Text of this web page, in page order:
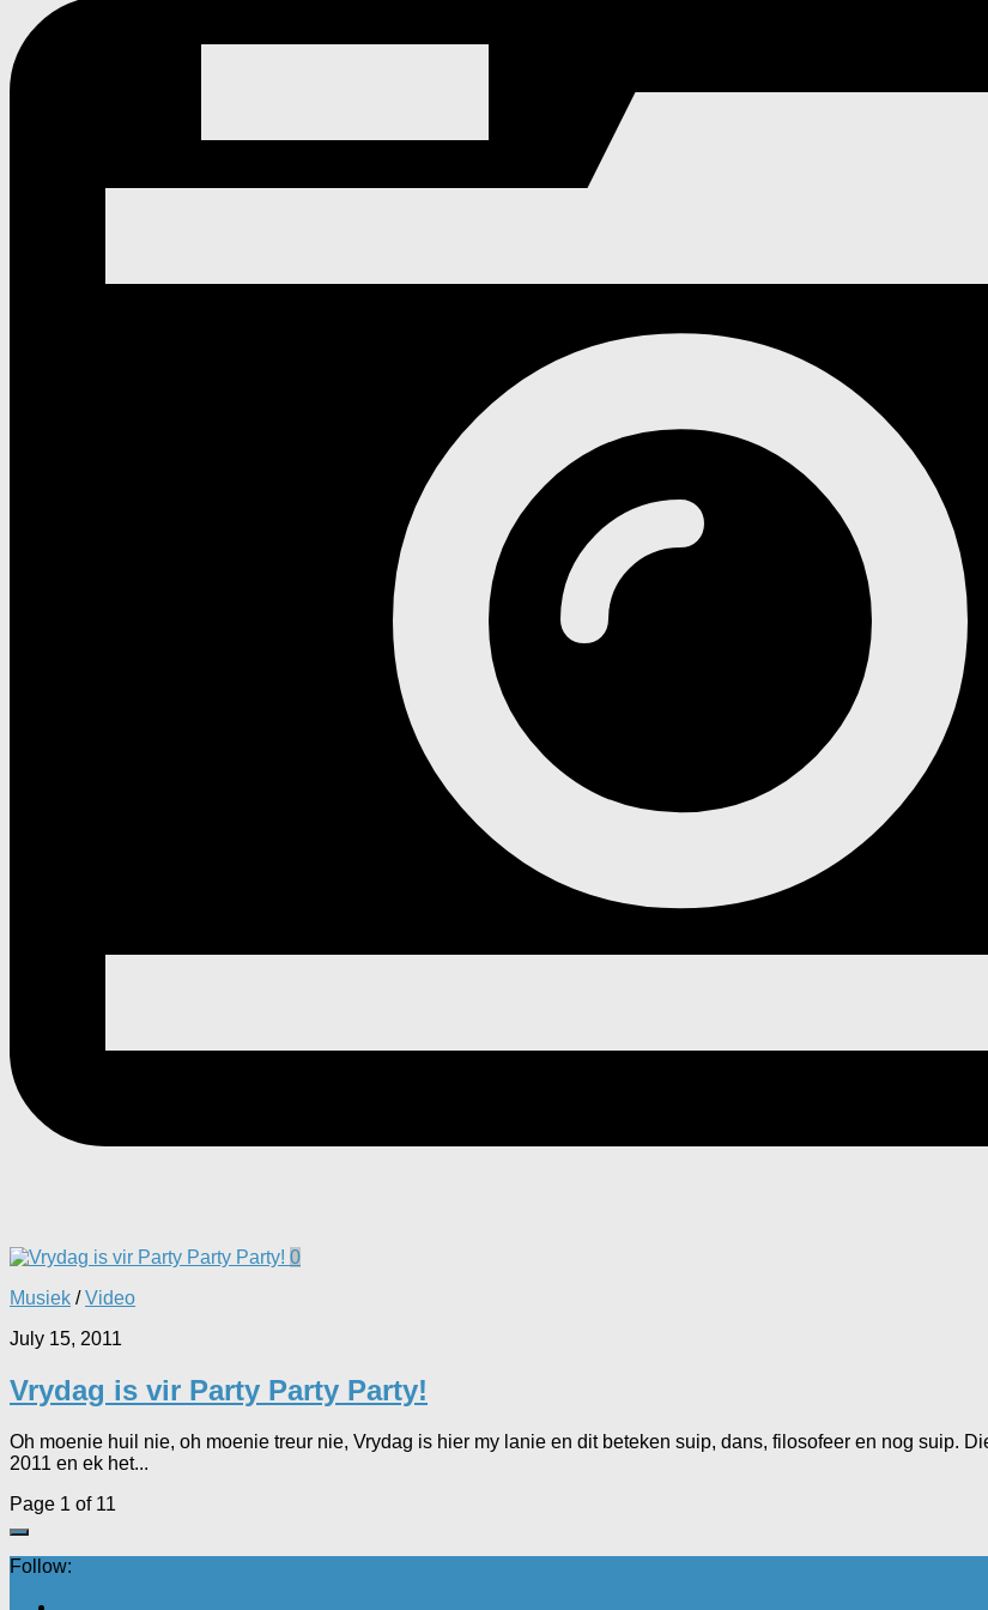
0
Musiek /Video
July 15, 2011
Vrydag is vir Party Party Party!
Oh moenie huil nie, oh moenie treur nie, Vrydag is hier my lanie en dit beteken suip, dans, filosofeer en nog suip.
2011 en ek het...
Page 1 of 11
Follow: